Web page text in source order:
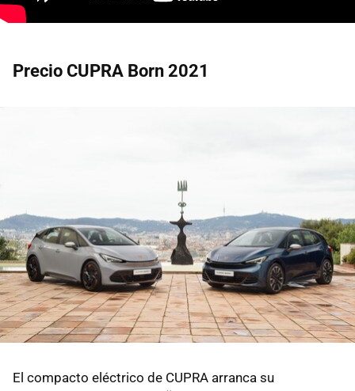
Precio CUPRA Born 2021
El compacto eléctrico de CUPRA arranca su